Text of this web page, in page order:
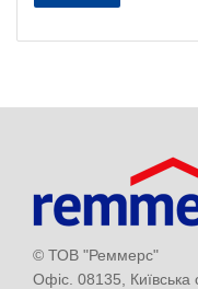
© ТОВ "Реммерс"
Офіс. 08135, Київська